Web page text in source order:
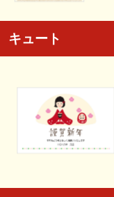
キュート